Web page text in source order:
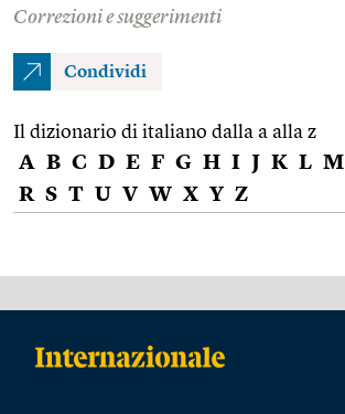
Correzioni e suggerimenti
Condividi
Il dizionario di italiano dalla a alla z
A B C D E F G H I J K L M
R S T U V W X Y Z